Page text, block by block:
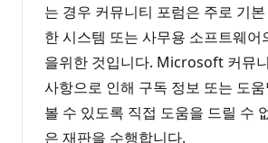
는 경우 커뮤니티 포럼은 주로 기
한 시스템 또는 사무용 소프트웨어
을위한 것입니다. Microsoft 커뮤
사항으로 인해 구독 정보 또는 도
볼 수 있도록 직접 도움을 드릴 수
은 재판을 수행합니다.